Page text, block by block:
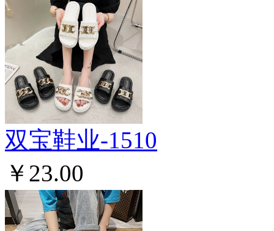
双宝鞋业-1510
￥23.00